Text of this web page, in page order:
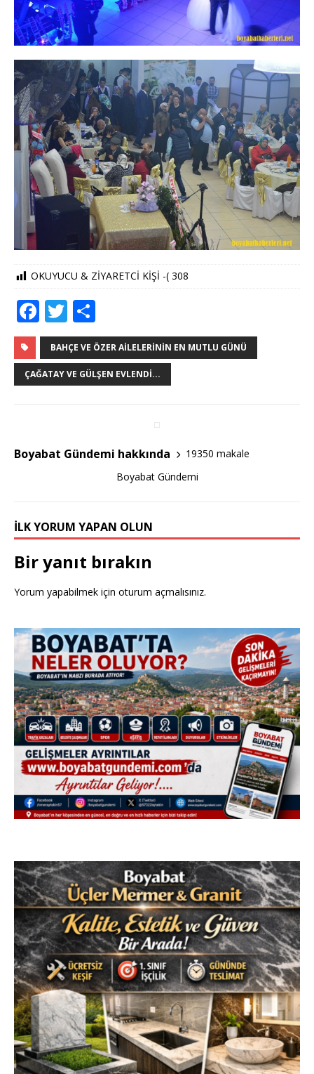
OKUYUCU & ZİYARETCİ KİŞİ -( 308
F
a
c
e
o
k
T
w
it
te
h
ar
e
BAHÇE VE ÖZER AILELERININ EN MUTLU GÜNÜ
ÇAĞATAY VE GÜLŞEN EVLENDI...
Boyabat Gündemi hakkında
19350 makale
Boyabat Gündemi
İLK YORUM YAPAN OLUN
Bir yanıt bırakın
Yorum yapabilmek için oturum açmalısınız.